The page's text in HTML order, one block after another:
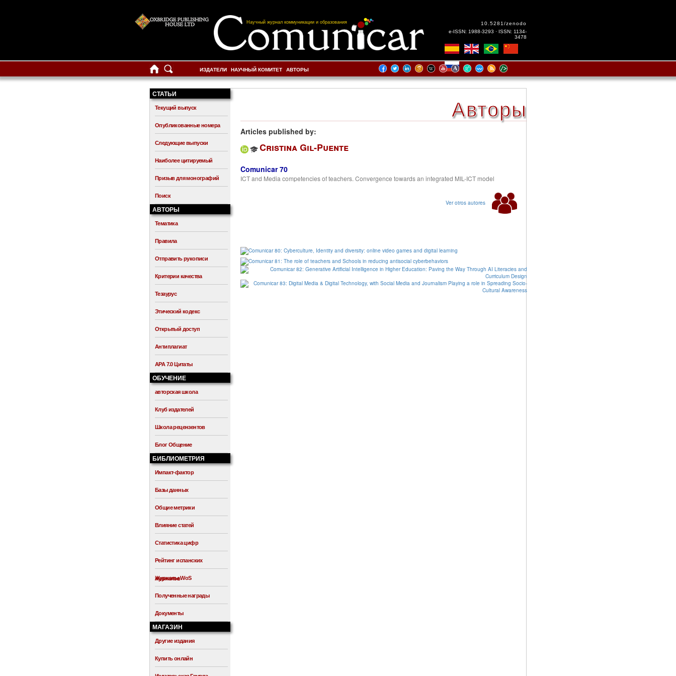
Научный журнал коммуникации и образования
10.5281/zenodo
e-ISSN: 1988-3293 · ISSN: 1134-
3478
ИЗДАТЕЛИ НАУЧНЫЙ КОМИТЕТ АВТОРЫ
СТАТЬИ
Текущий выпуск
Опубликованные номера
Следующие выпуски
Наиболее цитируемый
Призыв для монографий
Поиск
АВТОРЫ
Тематика
Правила
Отправить рукописи
Критерии качества
Тезаурус
Этический кодекс
Открытый доступ
Антиплагиат
APA 7.0 Цитаты
ОБУЧЕНИЕ
авторская школа
Клуб издателей
Школа рецензентов
Блог Общение
БИБЛИОМЕТРИЯ
Импакт-фактор
Базы данных
Общие метрики
Влияние статей
Статистика цифр
Рейтинг испанских
журналов
Журналы WoS
Полученные награды
Документы
МАГАЗИН
Другие издания
Купить онлайн
Авторы
Articles published by:
Cristina Gil-Puente
Comunicar 70
ICT and Media competencies of teachers. Convergence towards an integrated MIL-ICT model
Ver otros autores